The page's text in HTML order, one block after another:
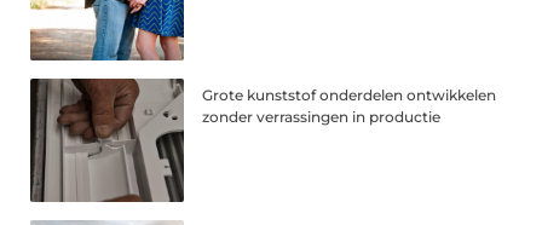
Grote kunststof onderdelen ontwikkelen
zonder verrassingen in productie